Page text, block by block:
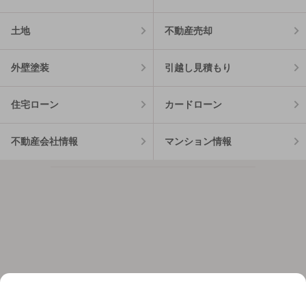
土地 不動産売却
外壁塗装 引越し見積もり
住宅ローン カードローン
不動産会社情報 マンション情報